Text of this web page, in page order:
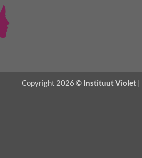
Copyright 2026 © Instituut Violet |